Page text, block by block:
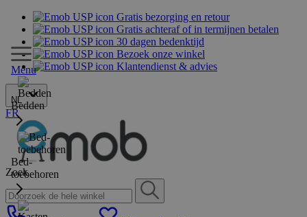
Gratis bezorging en retour
Gratis achteraf of in termijnen betalen
30 dagen bedenktijd
Bezoek onze winkel
Klantendienst & advies
NL
FR
Zoek
Menu
Bedden
Bed-
toebehoren